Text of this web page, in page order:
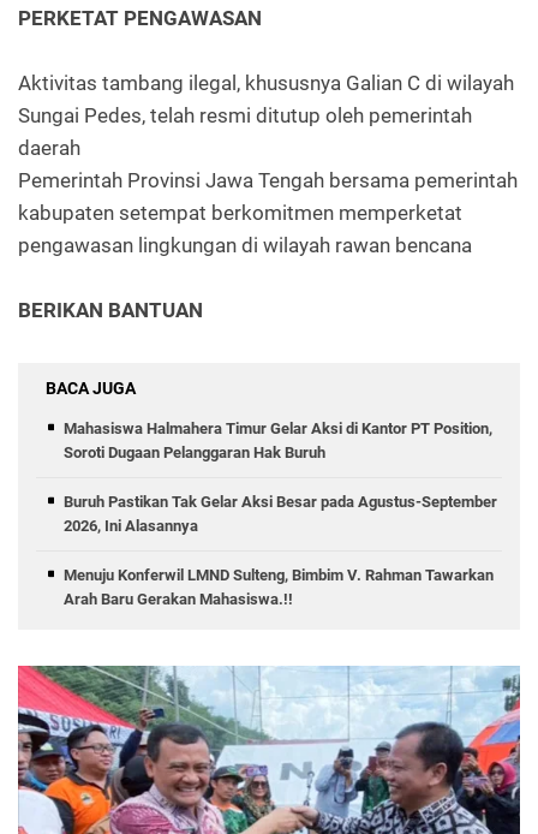
PERKETAT PENGAWASAN
Aktivitas tambang ilegal, khususnya Galian C di wilayah
Sungai Pedes, telah resmi ditutup oleh pemerintah
daerah
Pemerintah Provinsi Jawa Tengah bersama pemerintah
kabupaten setempat berkomitmen memperketat
pengawasan lingkungan di wilayah rawan bencana
BERIKAN BANTUAN
BACA JUGA
Mahasiswa Halmahera Timur Gelar Aksi di Kantor PT Position,
Soroti Dugaan Pelanggaran Hak Buruh
Buruh Pastikan Tak Gelar Aksi Besar pada Agustus-September
2026, Ini Alasannya
Menuju Konferwil LMND Sulteng, Bimbim V. Rahman Tawarkan
Arah Baru Gerakan Mahasiswa.!!